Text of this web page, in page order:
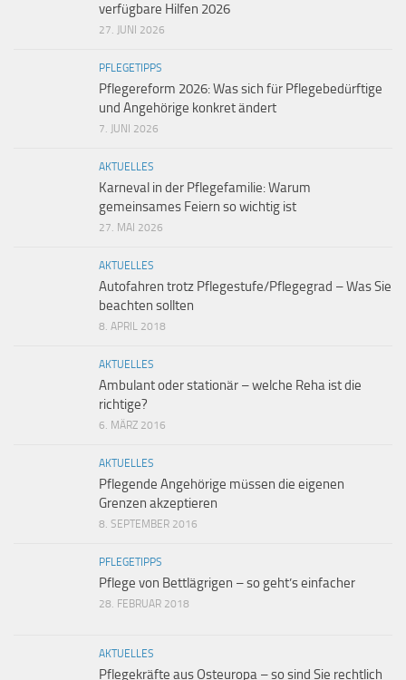
verfügbare Hilfen 2026
27. JUNI 2026
PFLEGETIPPS
Pflegereform 2026: Was sich für Pflegebedürftige
und Angehörige konkret ändert
7. JUNI 2026
AKTUELLES
Karneval in der Pflegefamilie: Warum
gemeinsames Feiern so wichtig ist
27. MAI 2026
AKTUELLES
Autofahren trotz Pflegestufe/Pflegegrad – Was Sie
beachten sollten
8. APRIL 2018
AKTUELLES
Ambulant oder stationär – welche Reha ist die
richtige?
6. MÄRZ 2016
AKTUELLES
Pflegende Angehörige müssen die eigenen
Grenzen akzeptieren
8. SEPTEMBER 2016
PFLEGETIPPS
Pflege von Bettlägrigen – so geht’s einfacher
28. FEBRUAR 2018
AKTUELLES
Pflegekräfte aus Osteuropa – so sind Sie rechtlich